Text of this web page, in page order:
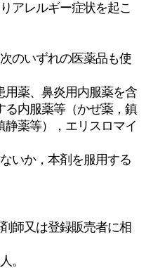
アレルギー症状を起こ
のいずれの医薬品も使
用薬、鼻炎用内服薬を含
る内服薬等（かぜ薬，鎮
薬等），エリスロマイ
いか，本剤を服用する
師又は登録販売者に相
。